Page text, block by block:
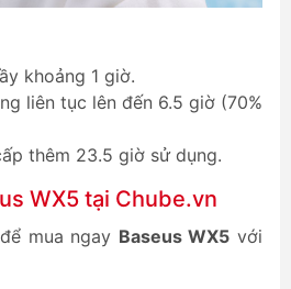
khoảng 1 giờ.
liên tục lên đến 6.5 giờ (70%
thêm 23.5 giờ sử dụng.
WX5 tại Chube.vn
để mua ngay Baseus WX5 với